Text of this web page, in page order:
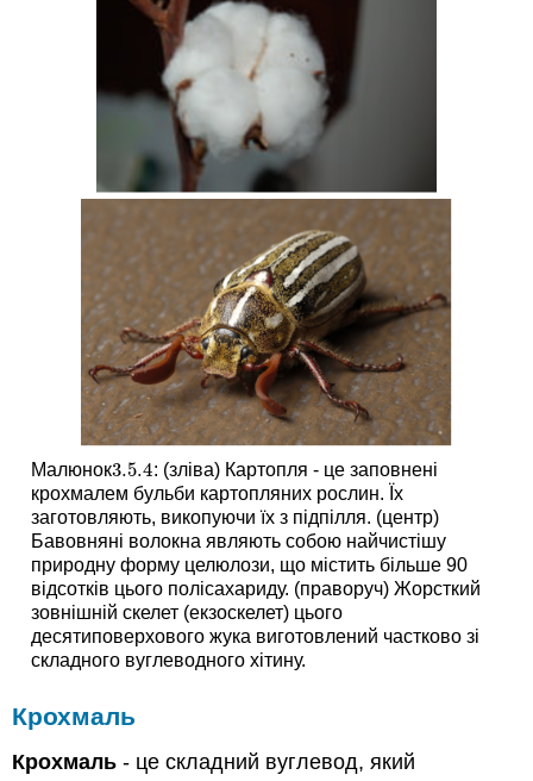
Малюнок3.5.4
3.5.4: (зліва) Картопля - це заповнені
крохмалем бульби картопляних рослин. Їх
заготовляють, викопуючи їх з підпілля. (центр)
Бавовняні волокна являють собою найчистішу
природну форму целюлози, що містить більше 90
відсотків цього полісахариду. (праворуч) Жорсткий
зовнішній скелет (екзоскелет) цього
десятиповерхового жука виготовлений частково зі
складного вуглеводного хітину.
Крохмаль
Крохмаль - це складний вуглевод, який